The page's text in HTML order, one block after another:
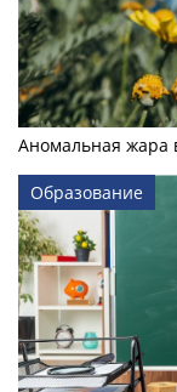
Аномальная жара
Образование